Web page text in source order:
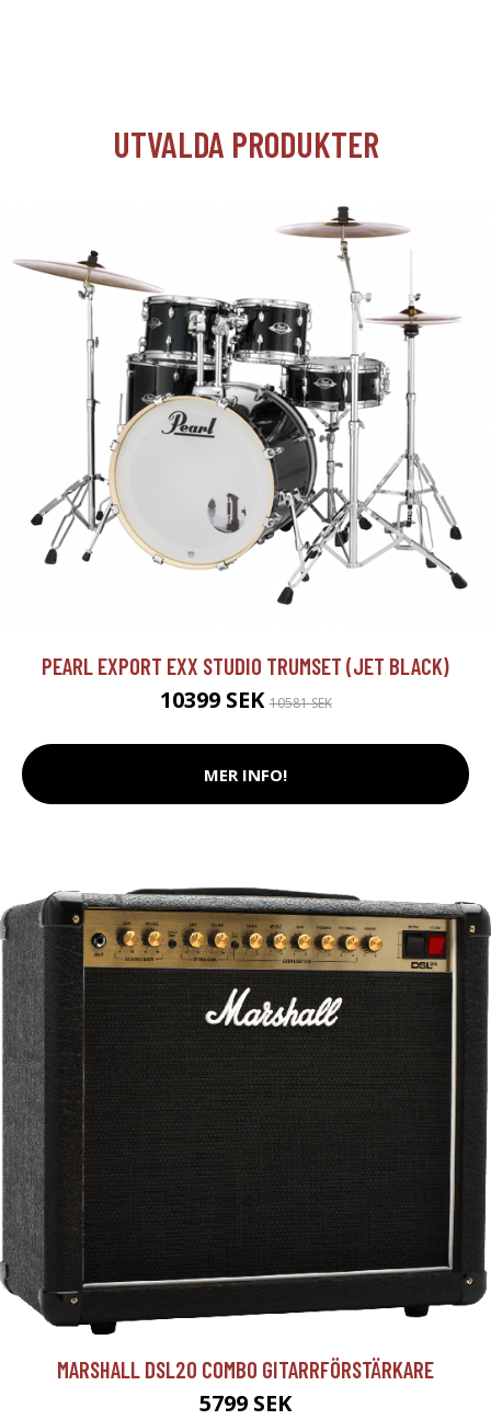
UTVALDA PRODUKTER
PEARL EXPORT EXX STUDIO TRUMSET (JET BLACK)
10399 SEK10581 SEK
MER INFO!
MARSHALL DSL20 COMBO GITARRFÖRSTÄRKARE
5799 SEK